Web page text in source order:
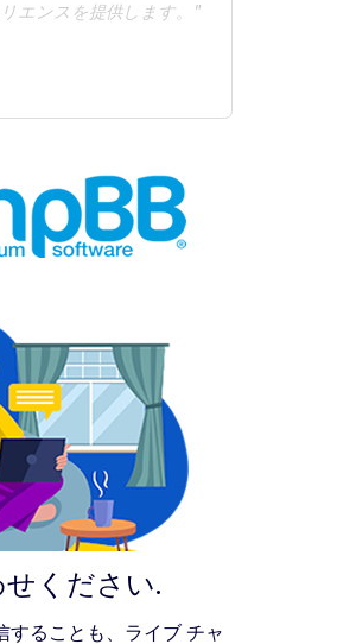
エンスを提供します。"
ください.
することも、ライブ チャ